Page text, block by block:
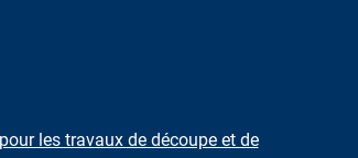
les travaux de découpe et de